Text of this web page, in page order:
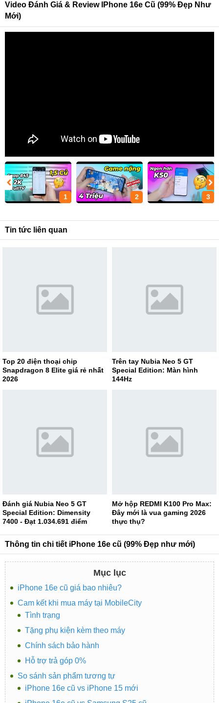
Video Đánh Giá & Review IPhone 16e Cũ (99% Đẹp Như
Mới)
1 2 3
Tin tức liên quan
Top 20 điện thoại chip
Snapdragon 8 Elite giá rẻ nhất
2026
Trên tay Nubia Neo 5 GT
Special Edition: Màn hình
144Hz
Đánh giá Nubia Neo 5 GT
Special Edition: Dimensity
7400 - Đạt 1.034.691 điểm
Mở hộp REDMI K100 Pro Max:
Đây mới là vua gaming 2026
thực thụ?
Thông tin chi tiết iPhone 16e cũ (99% Đẹp như mới)
Mục lục
iPhone 16e cũ giá bao nhiêu?
Cam kết khi mua máy tại MobileCity
Tình trạng
Tặng phụ kiện kèm theo máy
Chính sách bảo hành
Hỗ trợ trả góp 0%
So sánh sản phẩm tương tự
iPhone 16e cũ vs iPhone 15 mới